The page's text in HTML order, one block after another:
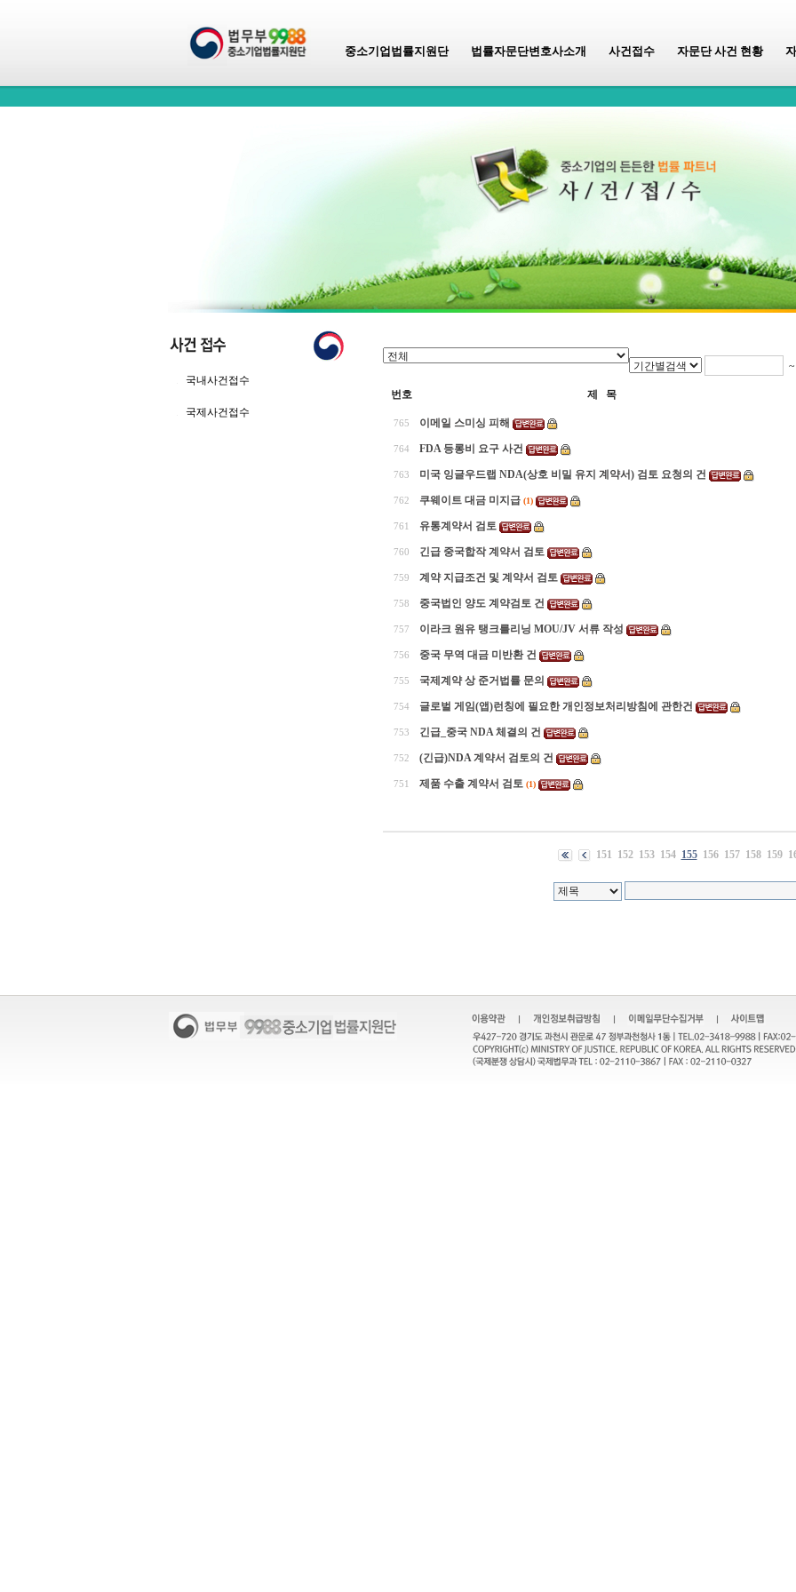
중소기업법률지원단 법률자문단변호사소개 사건접수 자문단 사건 현황
국내사건접수
국제사건접수
번호 제 목
765 이메일 스미싱 피해
764 FDA 등롱비 요구 사건
763 미국 잉글우드랩 NDA(상호 비밀 유지 계약서) 검토 요청의 건
762 쿠웨이트 대금 미지급 (1)
761 유통계약서 검토
760 긴급 중국합작 계약서 검토
759 계약 지급조건 및 계약서 검토
758 중국법인 양도 계약검토 건
757 이라크 원유 탱크를리닝 MOU/JV 서류 작성
756 중국 무역 대금 미반환 건
755 국제계약 상 준거법률 문의
754 글로벌 게임(앱)런칭에 필요한 개인정보처리방침에 관한건
753 긴급_중국 NDA 체결의 건
752 (긴급)NDA 계약서 검토의 건
751 제품 수출 계약서 검토 (1)
151 152 153 154 155 156 157 158 159